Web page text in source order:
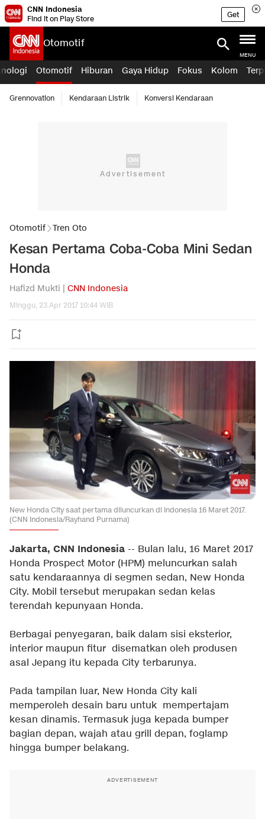
CNN Indonesia
Find it on Play Store
Get
Otomotif
MENU
Otomotif Hiburan Gaya Hidup Fokus Kolom
Grennovation Kendaraan Listrik Konversi Kendaraan
Otomotif Tren Oto
Kesan Pertama Coba-Coba Mini Sedan
Honda
Hafizd Mukti | CNN Indonesia
Minggu, 23 Apr 2017 10:44 WIB
New Honda City saat pertama diluncurkan di Indonesia 16 Maret 2017.
(CNN Indonesia/Rayhand Purnama)
Jakarta, CNN Indonesia -- Bulan lalu, 16 Maret 2017
Honda Prospect Motor (HPM) meluncurkan salah
satu kendaraannya di segmen sedan, New Honda
City. Mobil tersebut merupakan sedan kelas
terendah kepunyaan Honda.
Berbagai penyegaran, baik dalam sisi eksterior,
interior maupun fitur disematkan oleh produsen
asal Jepang itu kepada City terbarunya.
Pada tampilan luar, New Honda City kali
memperoleh desain baru untuk mempertajam
kesan dinamis. Termasuk juga kepada bumper
bagian depan, wajah atau grill depan, foglamp
hingga bumper belakang.
ADVERTISEMENT